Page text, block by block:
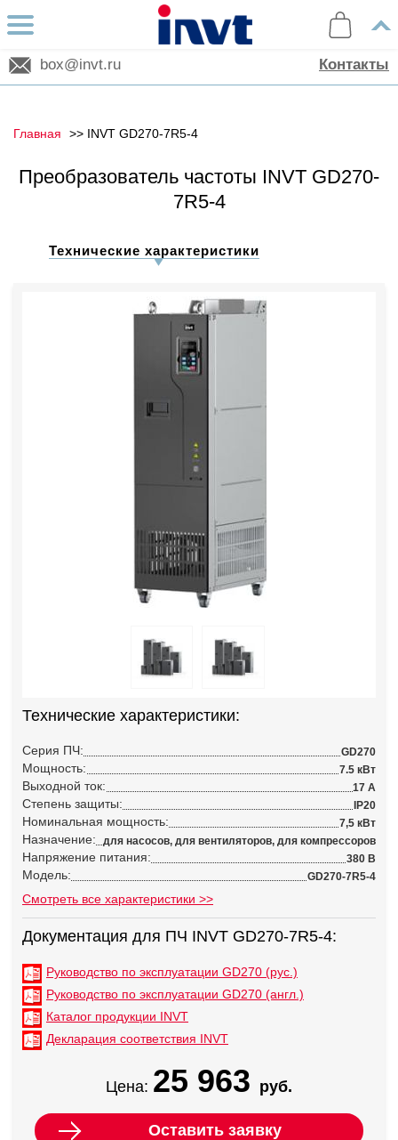
box@invt.ru Контакты
Главная INVT GD270-7R5-4
Преобразователь частоты INVT GD270-
7R5-4
Технические характеристики
Технические характеристики:
Серия ПЧ: GD270
Мощность: 7.5 кВт
Выходной ток: 17 А
Степень защиты: IP20
Номинальная мощность: 7,5 кВт
Назначение: для насосов, для вентиляторов, для компрессоров
Напряжение питания: 380 В
Модель: GD270-7R5-4
Смотреть все характеристики >>
Документация для ПЧ INVT GD270-7R5-4:
Руководство по эксплуатации GD270 (рус.)
Руководство по эксплуатации GD270 (англ.)
Каталог продукции INVT
Декларация соответствия INVT
Цена: 25 963 руб.
Оставить заявку